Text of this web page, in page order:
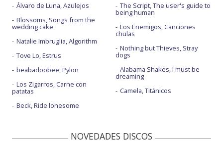
Álvaro de Luna, Azulejos
Blossoms, Songs from the
wedding cake
Natalie Imbruglia, Algorithm
Tove Lo, Estrus
beabadoobee, Pylon
Los Zigarros, Carne con
patatas
Beck, Ride lonesome
The Script, The user's guide to
being human
Los Enemigos, Canciones
chulas
Nothing but Thieves, Stray
dogs
Alabama Shakes, I must be
dreaming
Camela, Titánicos
NOVEDADES DISCOS